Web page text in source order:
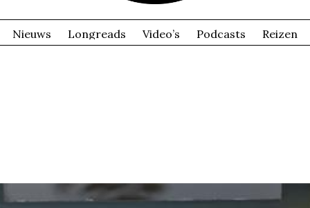
Nieuws Longreads Video’s Podcasts Reizen